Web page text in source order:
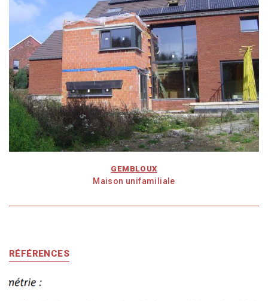
GEMBLOUX
Maison unifamiliale
RÉFÉRENCES